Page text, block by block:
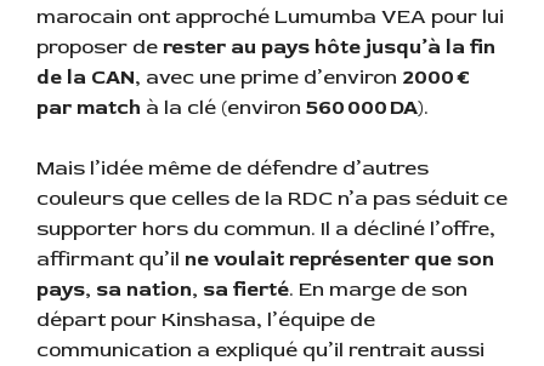
marocain ont approché Lumumba VEA pour lui
proposer de rester au pays hôte jusqu’à la fin
de la CAN, avec une prime d’environ 2000 €
par match à la clé (environ 560 000 DA).
Mais l’idée même de défendre d’autres
couleurs que celles de la RDC n’a pas séduit ce
supporter hors du commun. Il a décliné l’offre,
affirmant qu’il ne voulait représenter que son
pays, sa nation, sa fierté. En marge de son
départ pour Kinshasa, l’équipe de
communication a expliqué qu’il rentrait aussi